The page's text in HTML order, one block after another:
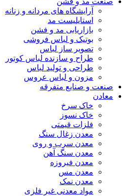
آرایشگاه های مردانه و زنانه
استایلیست مد
بازاریابی مد و فشن
بوتیک و لباس فروشی
تصویر ساز لباس
طراح و سازنده لباس کوتور
طراحی و تولید لباس
مزون و لباس عروس
صنعت و صنایع متفرقه
معادن
خاک سرخ
خاک نسوز
فلزات قیمتی
معدن زغال سنگ
معدن سرب و روی
معدن سنگ آهن
معدن فیروزه
معدن مس
معدن نمک
مواد معدنی غیر فلزی